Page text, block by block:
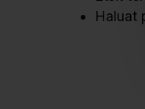
Haluat